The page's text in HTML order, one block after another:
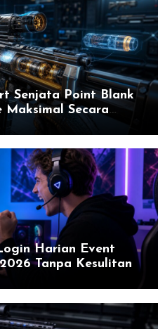
Senjata Point Blank
Secara
Harian Event
Tanpa Kesulitan